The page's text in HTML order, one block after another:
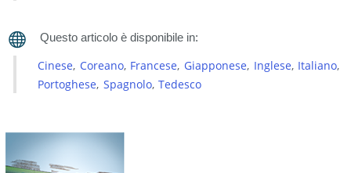
Cinese Coreano Francese Giapponese Inglese Italiano
Portoghese Spagnolo Tedesco